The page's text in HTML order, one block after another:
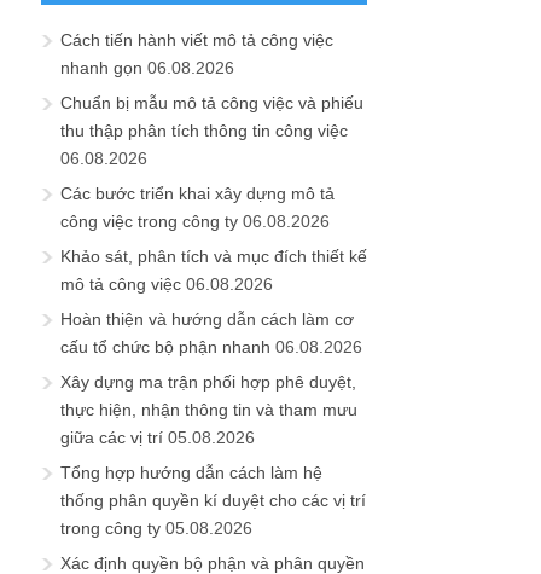
Cách tiến hành viết mô tả công việc
nhanh gọn 06.08.2026
Chuẩn bị mẫu mô tả công việc và phiếu
thu thập phân tích thông tin công việc
06.08.2026
Các bước triển khai xây dựng mô tả
công việc trong công ty 06.08.2026
Khảo sát, phân tích và mục đích thiết kế
mô tả công việc 06.08.2026
Hoàn thiện và hướng dẫn cách làm cơ
cấu tổ chức bộ phận nhanh 06.08.2026
Xây dựng ma trận phối hợp phê duyệt,
thực hiện, nhận thông tin và tham mưu
giữa các vị trí 05.08.2026
Tổng hợp hướng dẫn cách làm hệ
thống phân quyền kí duyệt cho các vị trí
trong công ty 05.08.2026
Xác định quyền bộ phận và phân quyền